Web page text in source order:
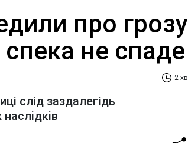
про грозу
не спаде
2 хв
слід заздалегідь